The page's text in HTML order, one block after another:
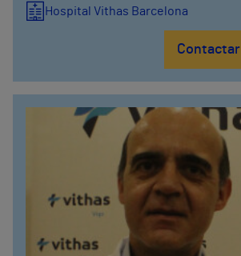
Hospital Vithas Barcelona
Contactar